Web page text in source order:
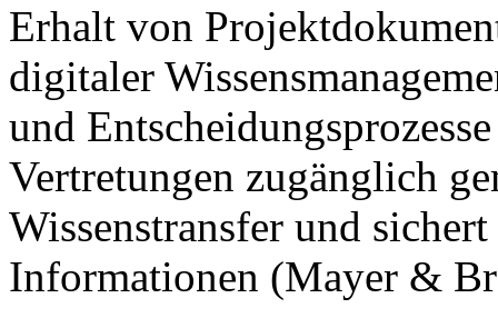
Erhalt von
digitaler
und
Vertretungen zugänglich
Wissenstransfer und
Informationen (Mayer &